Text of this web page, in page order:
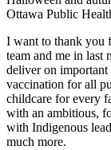
Ottawa Public
I want to thank you
team and me in last
deliver on important
vaccination for all
childcare for every
with an ambitious,
with Indigenous
much more.